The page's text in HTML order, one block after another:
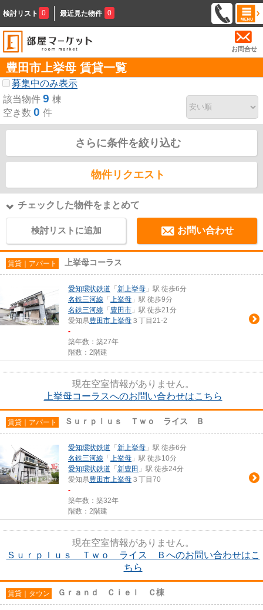
検討リスト 0 最近見た物件 0
お問合せ
豊田市上挙母 賃貸一覧
募集中のみ表示
該当物件 9 棟
空き数 0 件
さらに条件を絞り込む
物件リクエスト
チェックした物件をまとめて
検討リストに追加 お問い合わせ
賃貸｜アパート 上挙母コーラス
愛知環状鉄道 「 新上挙母 」駅 徒歩6分
名鉄三河線 「 上挙母 」駅 徒歩9分
名鉄三河線 「 豊田市 」駅 徒歩21分
愛知県豊田市上挙母 ３丁目21-2
-
築年数：築27年
階数：2階建
現在空室情報がありません。
上挙母コーラスへのお問い合わせはこちら
賃貸｜アパート Ｓｕｒｐｌｕｓ Ｔｗｏ ライス Ｂ
愛知環状鉄道 「 新上挙母 」駅 徒歩6分
名鉄三河線 「 上挙母 」駅 徒歩10分
愛知環状鉄道 「 新豊田 」駅 徒歩24分
愛知県豊田市上挙母 ３丁目70
-
築年数：築32年
階数：2階建
現在空室情報がありません。
Ｓｕｒｐｌｕｓ Ｔｗｏ ライス Ｂへのお問い合わせはこ
ちら
賃貸｜タウン Ｇｒａｎｄ Ｃｉｅｌ Ｃ棟